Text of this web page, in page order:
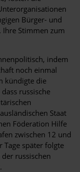
Bürger- und
Ihre Stimmen zum
indem
noch einmal
kündigte die
russische
Staat
­Föderation Hilfe
zwischen 12 und
Tage später folgte
russischen